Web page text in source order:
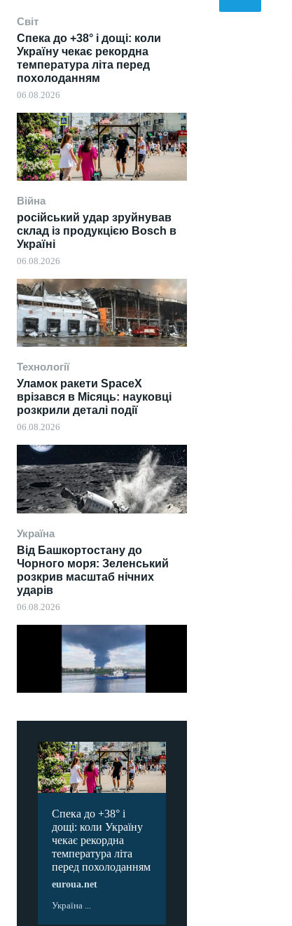
Світ
Спека до +38° і дощі: коли
Україну чекає рекордна
температура літа перед
похолоданням
06.08.2026
Війна
російський удар зруйнував
склад із продукцією Bosch в
Україні
06.08.2026
Технології
Уламок ракети SpaceX
врізався в Місяць: науковці
розкрили деталі події
06.08.2026
Україна
Від Башкортостану до
Чорного моря: Зеленський
розкрив масштаб нічних
ударів
06.08.2026
Спека до +38° і
дощі: коли Україну
чекає рекордна
температура літа
перед похолоданням
euroua.net
Україна ...